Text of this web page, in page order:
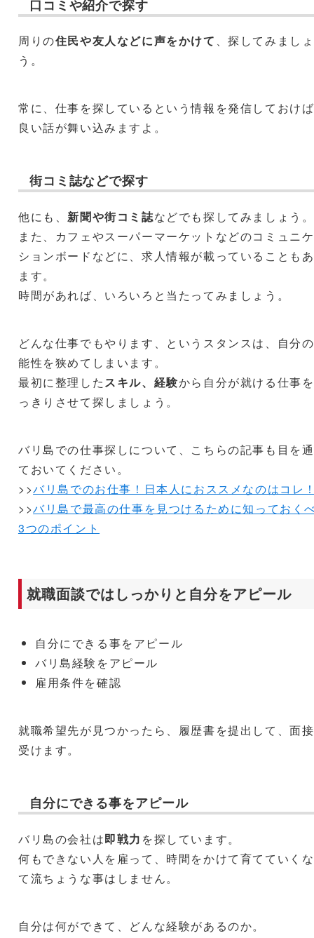
口コミや紹介で探す
周りの住民や友人などに声をかけて 、探してみましょ
う。
常に、仕事を探しているという情報を発信しておけ
良い話が舞い込みますよ。
街コミ誌などで探す
他にも、新聞や街コミ誌などでも探してみましょう。
また、カフェやスーパーマーケットなどのコミュニ
ションボードなどに、求人情報が載っていることも
ます。
時間があれば、いろいろと当たってみましょう。
どんな仕事でもやります、というスタンスは、自分
能性を狭めてしまいます。
最初に整理したスキル、経験から自分が就ける仕事
っきりさせて探しましょう。
バリ島での仕事探しについて、こちらの記事も目を
ておいてください。
>>バリ島でのお仕事！日本人におススメなのはコレ
>>バリ島で最高の仕事を見つけるために知っておく
3つのポイント
就職面談ではしっかりと自分をアピール
自分にできる事をアピール
バリ島経験をアピール
雇用条件を確認
就職希望先が見つかったら、履歴書を提出して、面
受けます。
自分にできる事をアピール
バリ島の会社は即戦力 を探しています。
何もできない人を雇って、時間をかけて育てていく
て流ちょうな事はしません。
自分は何ができて、どんな経験があるのか。